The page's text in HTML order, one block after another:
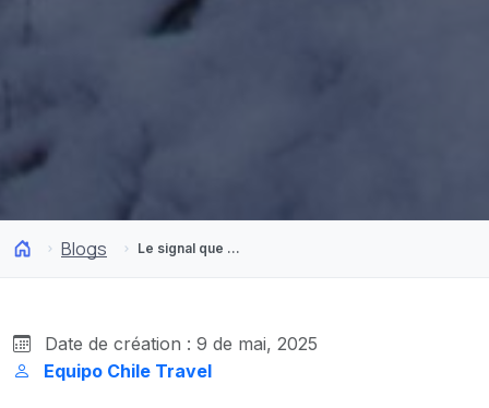
Blogs Le signal que vous attendiez pour parcourir la Patagonie chilienne en hiver
Date de création : 9 de mai, 2025
Equipo Chile Travel